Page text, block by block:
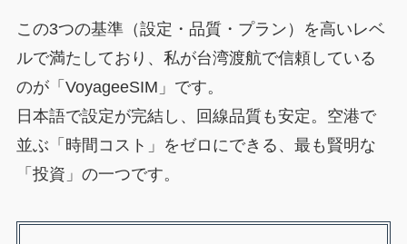
この3つの基準（設定・品質・プラン）を高いレベ
ルで満たしており、私が台湾渡航で信頼している
のが「VoyageeSIM」です。
日本語で設定が完結し、回線品質も安定。空港で
並ぶ「時間コスト」をゼロにできる、最も賢明な
「投資」の一つです。